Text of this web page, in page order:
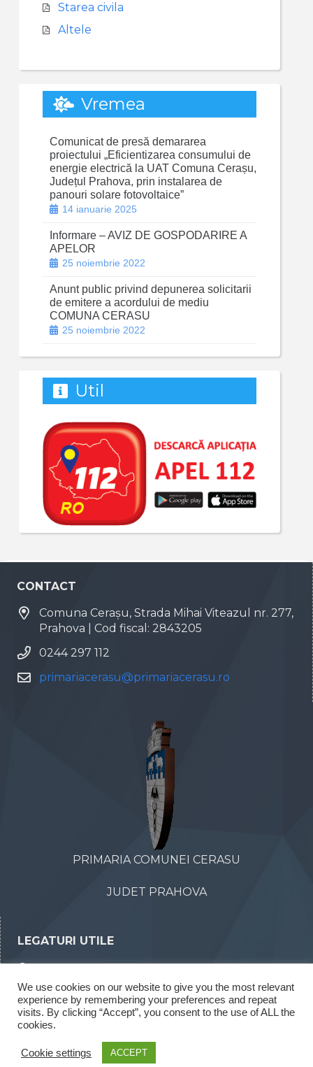
Starea civila
Altele
Vremea
Comunicat de presă demararea
proiectului „Eficientizarea consumului de
energie electrică la UAT Comuna Cerașu,
Județul Prahova, prin instalarea de
panouri solare fotovoltaice”
14 ianuarie 2025
Informare – AVIZ DE GOSPODARIRE A
APELOR
25 noiembrie 2022
Anunt public privind depunerea solicitarii
de emitere a acordului de mediu
COMUNA CERASU
25 noiembrie 2022
Util
CONTACT
Comuna Cerașu, Strada Mihai Viteazul nr. 277,
Prahova | Cod fiscal: 2843205
0244 297 112
primariacerasu@primariacerasu.ro
PRIMARIA COMUNEI CERASU
JUDET PRAHOVA
LEGATURI UTILE
Declaratii de interese
Rapoarte legea 52/2003
We use cookies on our website to give you the most relevant
experience by remembering your preferences and repeat
visits. By clicking “Accept”, you consent to the use of ALL the
cookies.
Cookie settings ACCEPT